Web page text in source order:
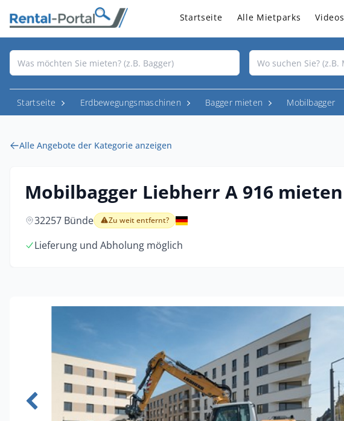
Startseite Alle Mietparks Videos
Startseite Erdbewegungsmaschinen Bagger mieten Mobilbagger
Alle Angebote der Kategorie anzeigen
Mobilbagger Liebherr A 916 mieten
32257 Bünde Zu weit entfernt?
Lieferung und Abholung möglich